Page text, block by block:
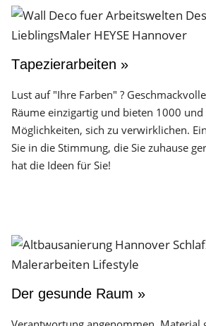
Tapezierarbeiten »
Lust auf "Ihre Farben" ?
Räume einzigartig und bieten 1000
Möglichkeiten, sich zu verwirklichen.
Sie in die Stimmung, die Sie zuhause
hat die Ideen für Sie!
Der gesunde Raum »